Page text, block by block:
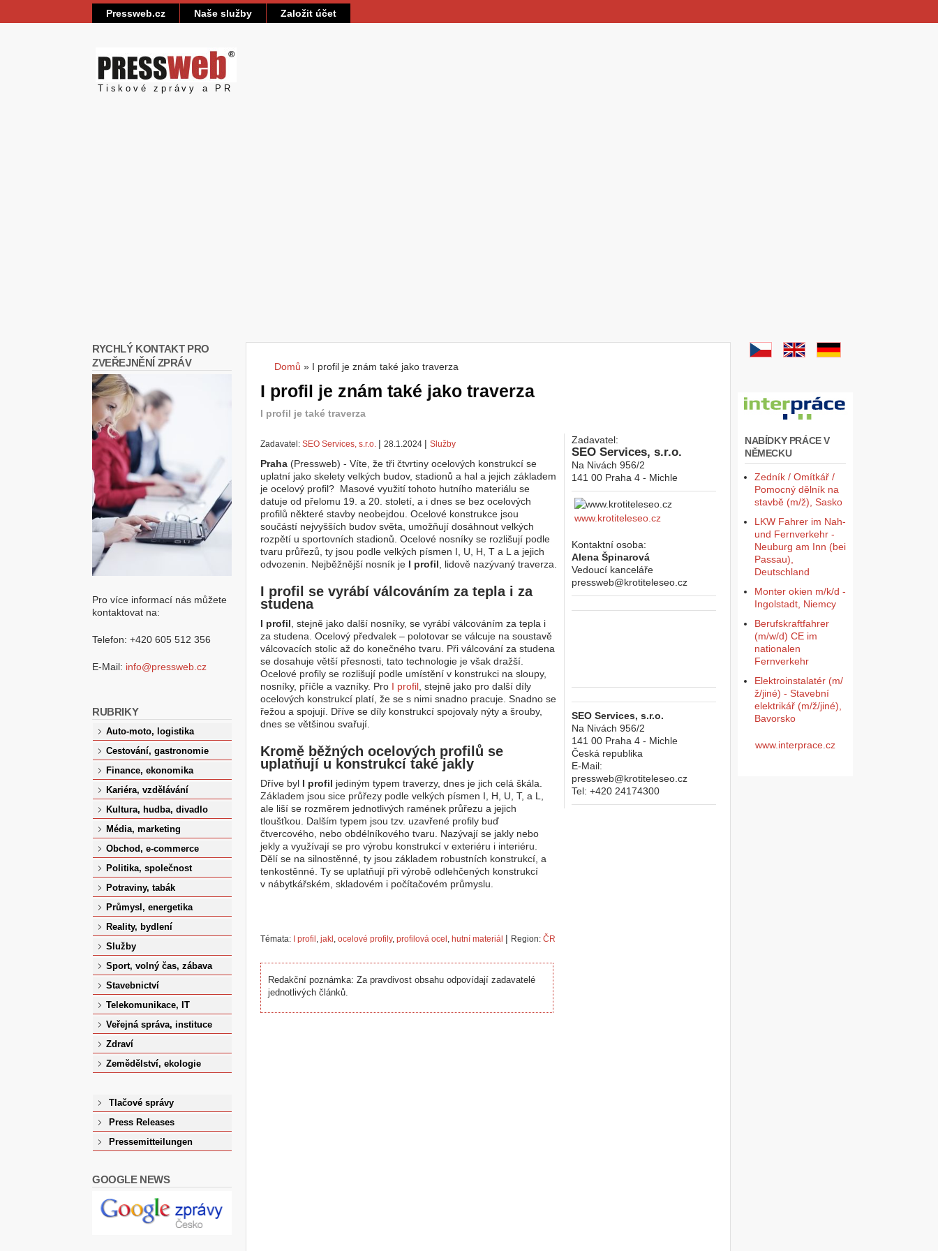
Pressweb.cz Naše služby Založit účet
Pressweb
Tiskové zprávy a PR
Jste zde
Domů » I profil je znám také jako traverza
I profil je znám také jako traverza
I profil je také traverza
Zadavatel: SEO Services, s.r.o. | 28.1.2024 | Služby
Praha (Pressweb) - Víte, že tři čtvrtiny ocelových konstrukcí se
uplatní jako skelety velkých budov, stadionů a hal a jejich základem
je ocelový profil? Masové využití tohoto hutního materiálu se
datuje od přelomu 19. a 20. století, a i dnes se bez ocelových
profilů některé stavby neobejdou. Ocelové konstrukce jsou
součástí nejvyšších budov světa, umožňují dosáhnout velkých
rozpětí u sportovních stadionů. Ocelové nosníky se rozlišují podle
tvaru průřezů, ty jsou podle velkých písmen I, U, H, T a L a jejich
odvozenin. Nejběžnější nosník je I profil , lidově nazývaný traverza.
I profil se vyrábí válcováním za tepla i za
studena
I profil , stejně jako další nosníky, se vyrábí válcováním za tepla i
za studena. Ocelový předvalek – polotovar se válcuje na soustavě
válcovacích stolic až do konečného tvaru. Při válcování za studena
se dosahuje větší přesnosti, tato technologie je však dražší.
Ocelové profily se rozlišují podle umístění v konstrukci na sloupy,
nosníky, příčle a vazníky. Pro I profil , stejně jako pro další díly
ocelových konstrukcí platí, že se s nimi snadno pracuje. Snadno se
řežou a spojují. Dříve se díly konstrukcí spojovaly nýty a šrouby,
dnes se většinou svařují.
Kromě běžných ocelových profilů se
uplatňují u konstrukcí také jakly
Dříve byl I profil jediným typem traverzy, dnes je jich celá škála.
Základem jsou sice průřezy podle velkých písmen I, H, U, T, a L,
ale liší se rozměrem jednotlivých ramének průřezu a jejich
tloušťkou. Dalším typem jsou tzv. uzavřené profily buď
čtvercového, nebo obdélníkového tvaru. Nazývají se jakly nebo
jekly a využívají se pro výrobu konstrukcí v exteriéru i interiéru.
Dělí se na silnostěnné, ty jsou základem robustních konstrukcí, a
tenkostěnné. Ty se uplatňují při výrobě odlehčených konstrukcí
v nábytkářském, skladovém i počítačovém průmyslu.
Témata: I profil , jakl , ocelové profily, profilová ocel , hutní materiál | Region: ČR
Redakční poznámka: Za pravdivost obsahu odpovídají zadavatelé
jednotlivých článků.
Zadavatel:
SEO Services, s.r.o.
Na Nivách 956/2
141 00 Praha 4 - Michle
www.krotiteleseo.cz
Kontaktní osoba:
Alena Špinarová
Vedoucí kanceláře
pressweb@krotiteleseo.cz
SEO Services, s.r.o.
Na Nivách 956/2
141 00 Praha 4 - Michle
Česká republika
E-Mail:
pressweb@krotiteleseo.cz
Tel:+420 24174300
RYCHLÝ KONTAKT PRO
ZVEŘEJNĚNÍ ZPRÁV
Pro více informací nás můžete
kontaktovat na:
Telefon: +420 605 512 356
E-Mail: info@pressweb.cz
RUBRIKY
Auto-moto, logistika
Cestování, gastronomie
Finance, ekonomika
Kariéra, vzdělávání
Kultura, hudba, divadlo
Média, marketing
Obchod, e-commerce
Politika, společnost
Potraviny, tabák
Průmysl, energetika
Reality, bydlení
Služby
Sport, volný čas, zábava
Stavebnictví
Telekomunikace, IT
Veřejná správa, instituce
Zdraví
Zemědělství, ekologie
Tlačové správy
Press Releases
Pressemitteilungen
GOOGLE NEWS
NABÍDKY PRÁCE V
NĚMECKU
Zedník / Omítkář /
Pomocný dělník na
stavbě (m/ž), Sasko
LKW Fahrer im Nah-
und Fernverkehr -
Neuburg am Inn (bei
Passau),
Deutschland
Monter okien m/k/d -
Ingolstadt, Niemcy
Berufskraftfahrer
(m/w/d) CE im
nationalen
Fernverkehr
Elektroinstalatér (m/
ž/jiné) - Stavební
elektrikář (m/ž/jiné),
Bavorsko
www.interprace.cz